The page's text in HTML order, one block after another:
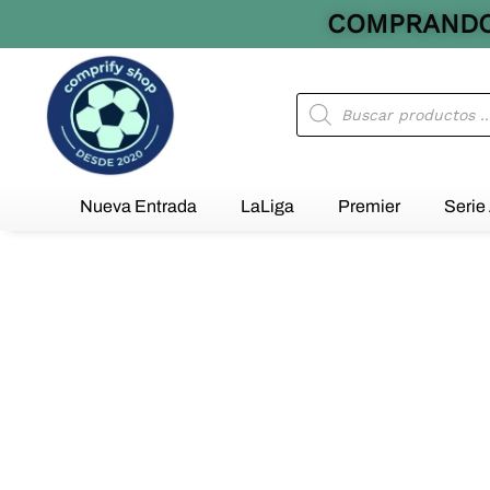
al
contenido
Búsqueda
de
productos
Nueva Entrada LaLiga Premier Serie